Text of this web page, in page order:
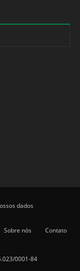
dados
Sobre nós Contato
0001-84